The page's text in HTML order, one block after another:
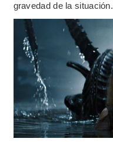
gravedad de la situación.